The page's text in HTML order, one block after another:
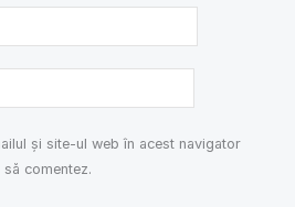
și site-ul web în acest navigator
comentez.